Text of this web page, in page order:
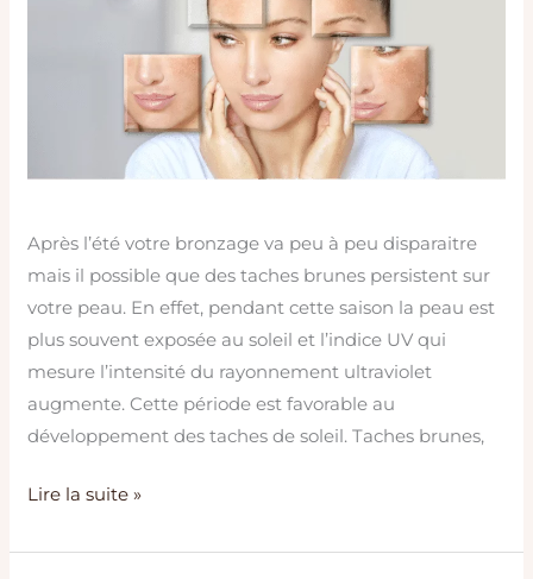
Après l’été votre bronzage va peu à peu disparaitre
mais il possible que des taches brunes persistent sur
votre peau. En effet, pendant cette saison la peau est
plus souvent exposée au soleil et l’indice UV qui
mesure l’intensité du rayonnement ultraviolet
augmente. Cette période est favorable au
développement des taches de soleil. Taches brunes,
Lire la suite »